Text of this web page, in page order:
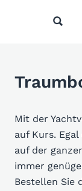
Mit der
auf Kurs.
auf der
immer
Bestellen Sie